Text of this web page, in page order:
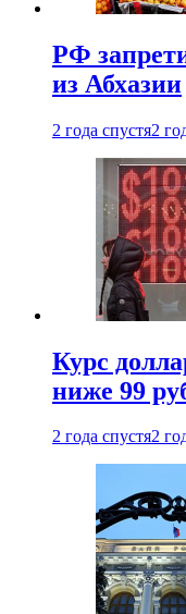
РФ
из Абхазии
2 года спустя2
Курс
ниже 99
2 года спустя2